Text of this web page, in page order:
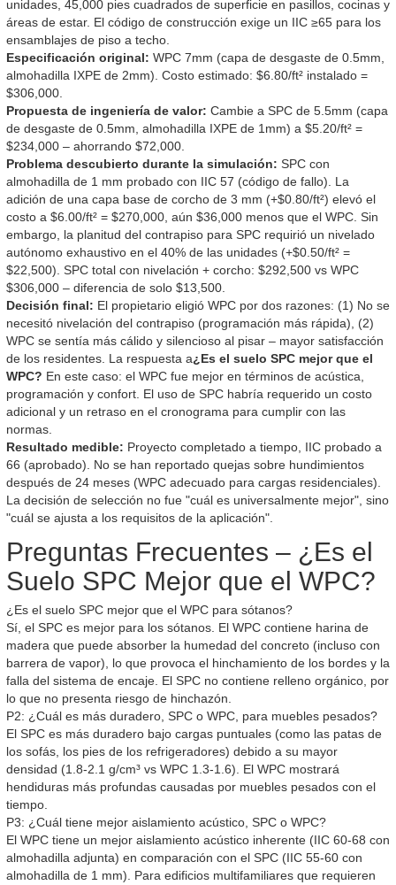
unidades, 45,000 pies cuadrados de superficie en pasillos, cocinas y
áreas de estar. El código de construcción exige un IIC ≥65 para los
ensamblajes de piso a techo.
Especificación original: WPC 7mm (capa de desgaste de 0.5mm,
almohadilla IXPE de 2mm). Costo estimado: $6.80/ft² instalado =
$306,000.
Propuesta de ingeniería de valor: Cambie a SPC de 5.5mm (capa
de desgaste de 0.5mm, almohadilla IXPE de 1mm) a $5.20/ft² =
$234,000 – ahorrando $72,000.
Problema descubierto durante la simulación: SPC con
almohadilla de 1 mm probado con IIC 57 (código de fallo). La
adición de una capa base de corcho de 3 mm (+$0.80/ft²) elevó el
costo a $6.00/ft² = $270,000, aún $36,000 menos que el WPC. Sin
embargo, la planitud del contrapiso para SPC requirió un nivelado
autónomo exhaustivo en el 40% de las unidades (+$0.50/ft² =
$22,500). SPC total con nivelación + corcho: $292,500 vs WPC
$306,000 – diferencia de solo $13,500.
Decisión final: El propietario eligió WPC por dos razones: (1) No se
necesitó nivelación del contrapiso (programación más rápida), (2)
WPC se sentía más cálido y silencioso al pisar – mayor satisfacción
de los residentes. La respuesta a¿Es el suelo SPC mejor que el
WPC? En este caso: el WPC fue mejor en términos de acústica,
programación y confort. El uso de SPC habría requerido un costo
adicional y un retraso en el cronograma para cumplir con las
normas.
Resultado medible: Proyecto completado a tiempo, IIC probado a
66 (aprobado). No se han reportado quejas sobre hundimientos
después de 24 meses (WPC adecuado para cargas residenciales).
La decisión de selección no fue "cuál es universalmente mejor", sino
"cuál se ajusta a los requisitos de la aplicación".
Preguntas Frecuentes – ¿Es el
Suelo SPC Mejor que el WPC?
¿Es el suelo SPC mejor que el WPC para sótanos?
Sí, el SPC es mejor para los sótanos. El WPC contiene harina de
madera que puede absorber la humedad del concreto (incluso con
barrera de vapor), lo que provoca el hinchamiento de los bordes y la
falla del sistema de encaje. El SPC no contiene relleno orgánico, por
lo que no presenta riesgo de hinchazón.
P2: ¿Cuál es más duradero, SPC o WPC, para muebles pesados?
El SPC es más duradero bajo cargas puntuales (como las patas de
los sofás, los pies de los refrigeradores) debido a su mayor
densidad (1.8-2.1 g/cm³ vs WPC 1.3-1.6). El WPC mostrará
hendiduras más profundas causadas por muebles pesados con el
tiempo.
P3: ¿Cuál tiene mejor aislamiento acústico, SPC o WPC?
El WPC tiene un mejor aislamiento acústico inherente (IIC 60-68 con
almohadilla adjunta) en comparación con el SPC (IIC 55-60 con
almohadilla de 1 mm). Para edificios multifamiliares que requieren